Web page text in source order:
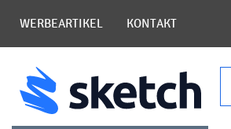
WERBEARTIKEL KONTAKT